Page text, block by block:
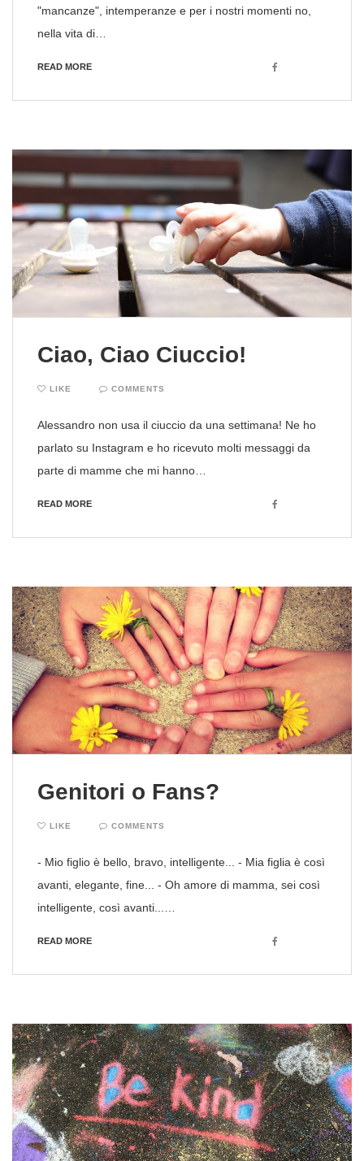
"mancanze", intemperanze e per i nostri momenti no,
nella vita di…
READ MORE Facebook
Ciao, Ciao Ciuccio!
LIKE COMMENTS
Alessandro non usa il ciuccio da una settimana! Ne ho
parlato su Instagram e ho ricevuto molti messaggi da
parte di mamme che mi hanno…
READ MORE Facebook
Genitori o Fans?
LIKE COMMENTS
- Mio figlio è bello, bravo, intelligente... - Mia figlia è così
avanti, elegante, fine... - Oh amore di mamma, sei così
intelligente, così avanti...…
READ MORE Facebook